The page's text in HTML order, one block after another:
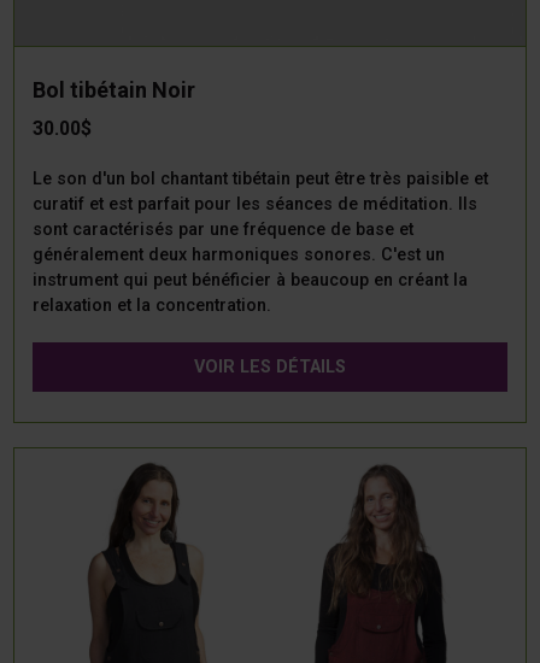
Bol tibétain Noir
30.00$
Le son d'un bol chantant tibétain peut être très paisible et
curatif et est parfait pour les séances de méditation. Ils
sont caractérisés par une fréquence de base et
généralement deux harmoniques sonores. C'est un
instrument qui peut bénéficier à beaucoup en créant la
relaxation et la concentration.
VOIR LES DÉTAILS